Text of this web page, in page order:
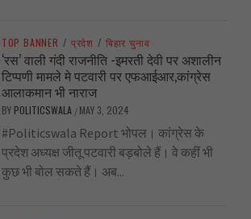
TOP BANNER / प्रदेश / बिहार चुनाव
‘रस’ वाली गंदी राजनीति -इमरती देवी पर अशालीन
टिप्पणी मामले मे पटवारी पर एफआईआर,कांग्रेस
आलाकमान भी नाराज
BY POLITICSWALA / MAY 3, 2024
#Politicswala Report भोपल। कांग्रेस के
प्रदेश अध्यक्ष जीतू पटवारी बड़बोले हैं। वे कहीं भी
कुछ भी बोल सकते हैं। अब...